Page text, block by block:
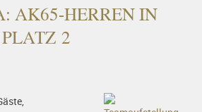
AK65-HERREN IN
2